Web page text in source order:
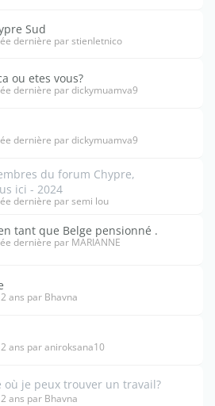
Sud
dernière par stienletnico
ou etes vous?
dernière par dickymuamva9
dernière par dickymuamva9
du forum Chypre,
ici - 2024
dernière par semi lou
tant que Belge pensionné .
dernière par MARIANNE
ans par Bhavna
ans par aniroksana10
où je peux trouver un travail?
ans par Bhavna